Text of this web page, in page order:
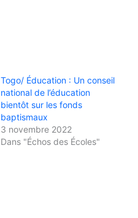
Togo/ Éducation : Un conseil
national de l’éducation
bientôt sur les fonds
baptismaux
3 novembre 2022
Dans "Échos des Écoles"